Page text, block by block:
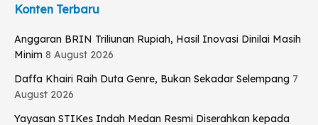
Konten Terbaru
Anggaran BRIN Triliunan Rupiah, Hasil Inovasi Dinilai Masih
Minim 8 August 2026
Daffa Khairi Raih Duta Genre, Bukan Sekadar Selempang 7
August 2026
Yayasan STIKes Indah Medan Resmi Diserahkan kepada